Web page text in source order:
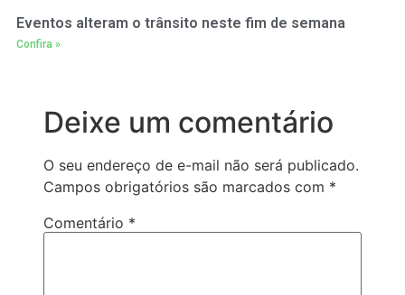
Eventos alteram o trânsito neste fim de semana
Confira »
Deixe um comentário
O seu endereço de e-mail não será publicado.
Campos obrigatórios são marcados com *
Comentário *